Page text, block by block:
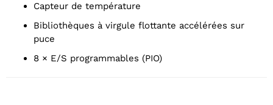
Capteur de température
Bibliothèques à virgule flottante accélérées sur
puce
8 × E/S programmables (PIO)